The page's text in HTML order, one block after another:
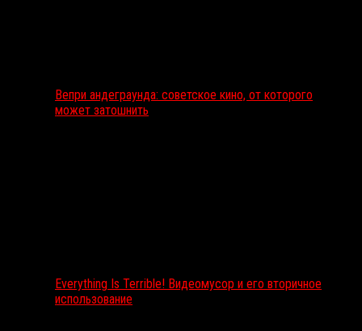
Вепри андеграунда: советское кино, от которого
может затошнить
Everything Is Terrible! Видеомусор и его вторичное
использование